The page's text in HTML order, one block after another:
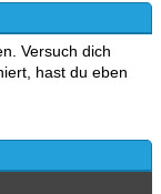
Versuch dich
hast du eben